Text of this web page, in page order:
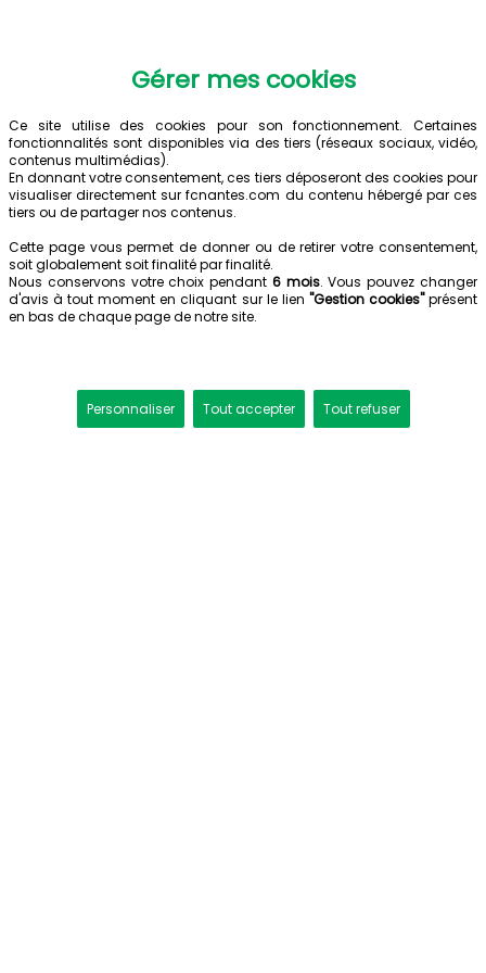
Gérer mes cookies
Ce site utilise des cookies pour son fonctionnement. Certaines
fonctionnalités sont disponibles via des tiers (réseaux sociaux, vidéo,
contenus multimédias).
En donnant votre consentement, ces tiers déposeront des cookies pour
visualiser directement sur fcnantes.com du contenu hébergé par ces
tiers ou de partager nos contenus.
Cette page vous permet de donner ou de retirer votre consentement,
soit globalement soit finalité par finalité.
Nous conservons votre choix pendant 6 mois. Vous pouvez changer
d'avis à tout moment en cliquant sur le lien "Gestion cookies"présent
en bas de chaque page de notre site.
Personnaliser Tout accepter Tout refuser